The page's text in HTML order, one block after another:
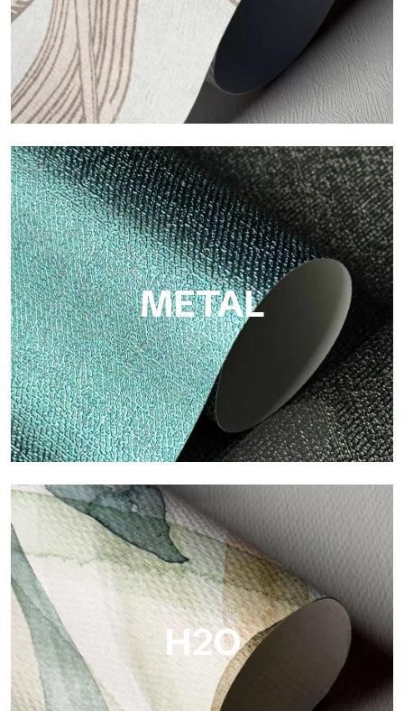
ECO
Eco von Tecnografica ist die ökologische Tapete aus
Zellulosefaser: nachhaltige Unterstützung, ohne PVC, mit
hellen Farben und hoher Qualität.
METAL
Metal
Metal ist die metallische Tapete von Tecnografica, mit
einzigartigen metallischen Reflexen, die Gold-, Silber-, Kupfer-
und satte Farben hervorheben.
H2O